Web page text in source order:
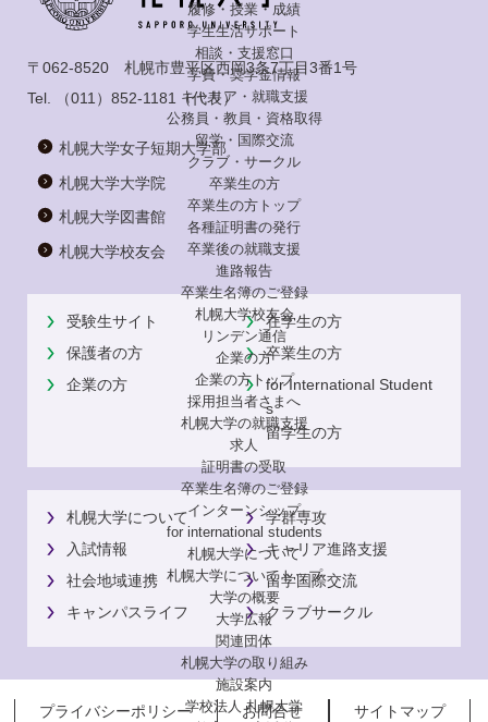
履修・授業・成績
学生生活サポート
相談・支援窓口
学費・奨学金情報
キャリア・就職支援
公務員・教員・資格取得
留学・国際交流
クラブ・サークル
卒業生の方
卒業生の方トップ
各種証明書の発行
卒業後の就職支援
進路報告
卒業生名簿のご登録
札幌大学校友会
リンデン通信
企業の方
企業の方トップ
採用担当者さまへ
札幌大学の就職支援
求人
証明書の受取
卒業生名簿のご登録
インターンシップ
for international students
札幌大学について
札幌大学についてトップ
大学の概要
大学広報
関連団体
札幌大学の取り組み
施設案内
学校法人 札幌大学
〒062-8520 札幌市豊平区西岡3条7丁目3番1号
Tel.
（011）852-1181 （代表）
札幌大学女子短期大学部
札幌大学大学院
札幌大学図書館
札幌大学校友会
受験生サイト
在学生の方
保護者の方
卒業生の方
企業の方
for International Student
s
留学生の方
札幌大学について
学群専攻
入試情報
キャリア進路支援
社会地域連携
留学国際交流
キャンパスライフ
クラブサークル
プライバシーポリシー お問合せ サイトマップ